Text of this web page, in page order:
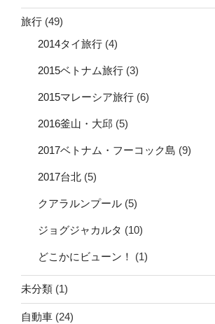
旅行 (49)
2014タイ旅行 (4)
2015ベトナム旅行 (3)
2015マレーシア旅行 (6)
2016釜山・大邱 (5)
2017ベトナム・フーコック島 (9)
2017台北 (5)
クアラルンプール (5)
ジョグジャカルタ (10)
どこかにビューン！ (1)
未分類 (1)
自動車 (24)